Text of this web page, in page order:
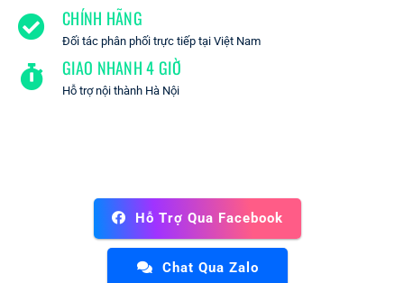
CHÍNH HÃNG
Đối tác phân phối trực tiếp tại Việt Nam
GIAO NHANH 4 GIỜ
Hỗ trợ nội thành Hà Nội
Hỗ Trợ Qua Facebook
Chat Qua Zalo